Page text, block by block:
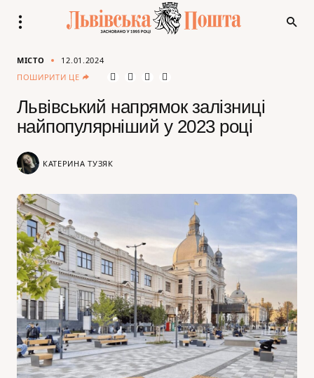
МІСТО
12.01.2024
ПОШИРИТИ ЦЕ
Львівський напрямок залізниці
найпопулярніший у 2023 році
КАТЕРИНА ТУЗЯК